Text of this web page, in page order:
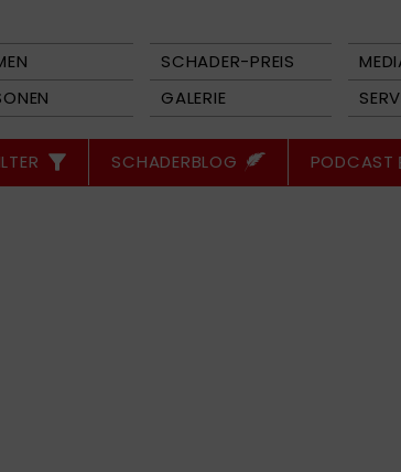
SCHADER-PREIS
GALERIE
SCHADERBLOG PODCAST